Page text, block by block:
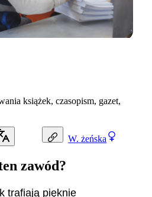
W. żeńska
książek, czasopism, gazet,
zawód?
trafiają pięknie